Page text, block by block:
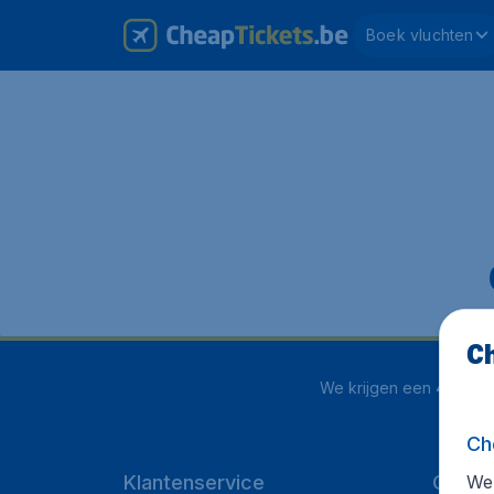
Boek vluchten
We krijgen een 4.1 uit 5
Klantenservice